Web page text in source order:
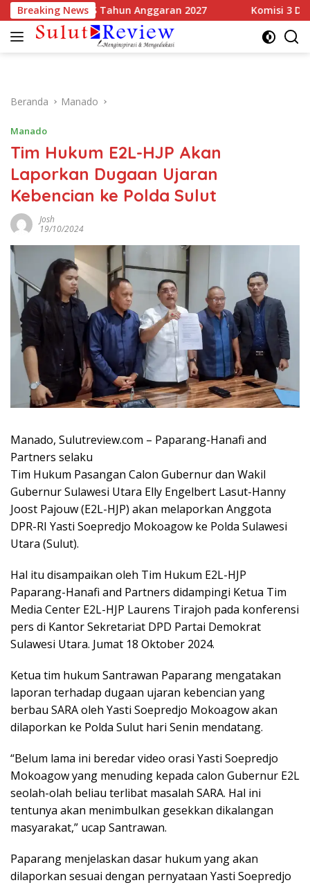
Langsung
ke
konten
Breaking News
KUA-PPAS Tahun Anggaran 2027 Komisi 3 DPRD
Beranda Manado
Manado
Tim Hukum E2L-HJP Akan
Laporkan Dugaan Ujaran
Kebencian ke Polda Sulut
Josh
19/10/2024
Manado, Sulutreview.com – Paparang-Hanafi and
Partners selaku
Tim Hukum Pasangan Calon Gubernur dan Wakil
Gubernur Sulawesi Utara Elly Engelbert Lasut-Hanny
Joost Pajouw (E2L-HJP) akan melaporkan Anggota
DPR-RI Yasti Soepredjo Mokoagow ke Polda Sulawesi
Utara (Sulut).
Hal itu disampaikan oleh Tim Hukum E2L-HJP
Paparang-Hanafi and Partners didampingi Ketua Tim
Media Center E2L-HJP Laurens Tirajoh pada konferensi
pers di Kantor Sekretariat DPD Partai Demokrat
Sulawesi Utara. Jumat 18 Oktober 2024.
Ketua tim hukum Santrawan Paparang mengatakan
laporan terhadap dugaan ujaran kebencian yang
berbau SARA oleh Yasti Soepredjo Mokoagow akan
dilaporkan ke Polda Sulut hari Senin mendatang.
“Belum lama ini beredar video orasi Yasti Soepredjo
Mokoagow yang menuding kepada calon Gubernur E2L
seolah-olah beliau terlibat masalah SARA. Hal ini
tentunya akan menimbulkan gesekkan dikalangan
masyarakat,” ucap Santrawan.
Paparang menjelaskan dasar hukum yang akan
dilaporkan sesuai dengan pernyataan Yasti Soepredjo